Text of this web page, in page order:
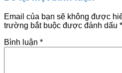
Email của bạn sẽ không được
trường bắt buộc được đánh dấu *
Bình luận *